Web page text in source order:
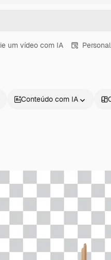
um vídeo com IA
Conteúdo com IA
você direcionar
Produtos
Spaces
Assistente